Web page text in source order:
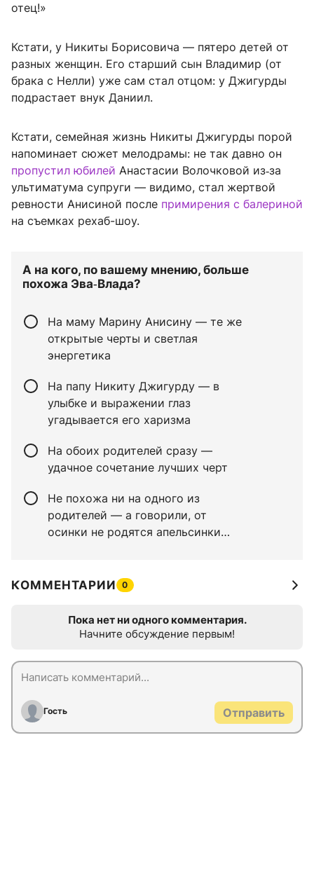
отец!»
Кстати, у Никиты Борисовича — пятеро детей от
разных женщин. Его старший сын Владимир (от
брака с Нелли) уже сам стал отцом: у Джигурды
подрастает внук Даниил.
Кстати, семейная жизнь Никиты Джигурды порой
напоминает сюжет мелодрамы: не так давно он
пропустил юбилей Анастасии Волочковой из‑за
ультиматума супруги — видимо, стал жертвой
ревности Анисиной после примирения с балериной
на съемках рехаб-шоу.
А на кого, по вашему мнению, больше
похожа Эва‑Влада?
На маму Марину Анисину — те же
открытые черты и светлая
энергетика
На папу Никиту Джигурду — в
улыбке и выражении глаз
угадывается его харизма
На обоих родителей сразу —
удачное сочетание лучших черт
Не похожа ни на одного из
родителей — а говорили, от
осинки не родятся апельсинки…
КОММЕНТАРИИ 0
Пока нет ни одного комментария.
Начните обсуждение первым!
Гость Отправить